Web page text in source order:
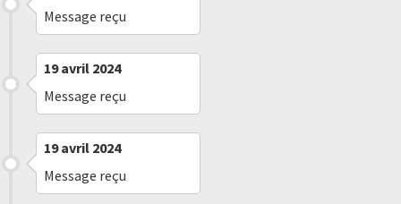
Message reçu
19 avril 2024
Message reçu
19 avril 2024
Message reçu